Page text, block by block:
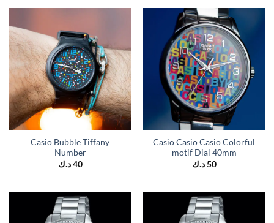
Casio Bubble Tiffany
Number
40 د.ك
Casio Casio Casio Colorful
motif Dial 40mm
50 د.ك